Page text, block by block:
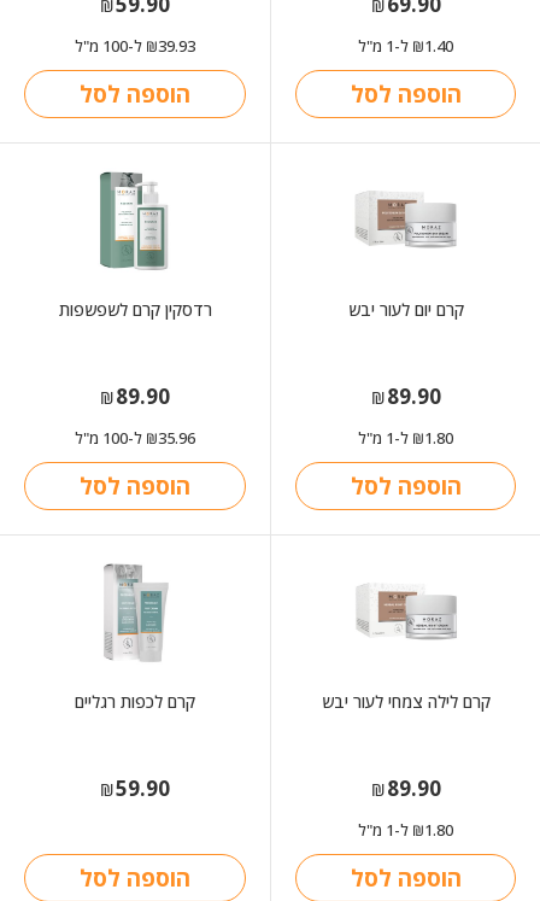
₪
₪1.40 ל-1 מ"ל
הוספה לסל
₪
₪39.93 ל-100 מ"ל
הוספה לסל
קרם יום לעור יבש
₪89.90
₪1.80 ל-1 מ"ל
הוספה לסל
רדסקין קרם לשפשפות
₪89.90
₪35.96 ל-100 מ"ל
הוספה לסל
קרם לילה צמחי לעור יבש
₪89.90
₪1.80 ל-1 מ"ל
הוספה לסל
קרם לכפות רגליים
₪59.90
הוספה לסל